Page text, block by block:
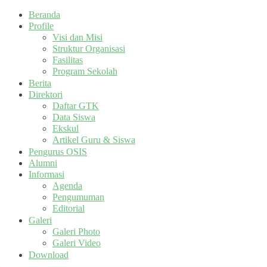
Beranda
Profile
Visi dan Misi
Struktur Organisasi
Fasilitas
Program Sekolah
Berita
Direktori
Daftar GTK
Data Siswa
Ekskul
Artikel Guru & Siswa
Pengurus OSIS
Alumni
Informasi
Agenda
Pengumuman
Editorial
Galeri
Galeri Photo
Galeri Video
Download